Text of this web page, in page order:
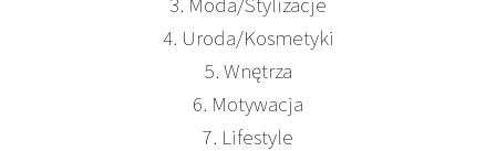
4. Uroda/Kosmetyki
5. Wnętrza
6. Motywacja
7. Lifestyle